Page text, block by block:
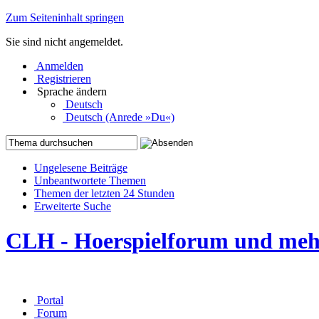
Zum Seiteninhalt springen
Sie sind nicht angemeldet.
Anmelden
Registrieren
Sprache ändern
Deutsch
Deutsch (Anrede »Du«)
Ungelesene Beiträge
Unbeantwortete Themen
Themen der letzten 24 Stunden
Erweiterte Suche
CLH - Hoerspielforum und
Portal
Forum